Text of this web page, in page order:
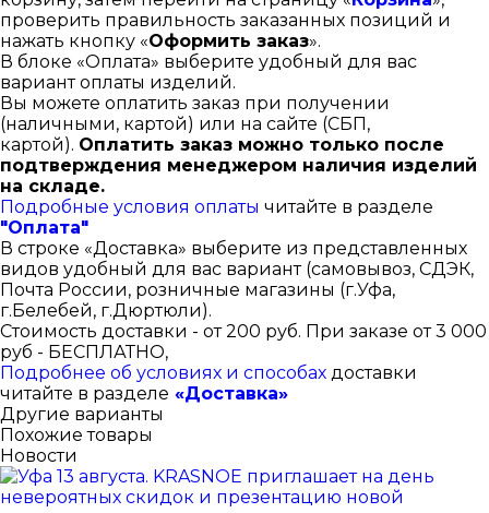
проверить правильность заказанных позиций и
нажать кнопку «Оформить заказ».
В блоке «Оплата» выберите удобный для вас
вариант оплаты изделий.
Вы можете оплатить заказ при получении
(наличными, картой) или на сайте (СБП,
картой). Оплатить заказ можно только после
подтверждения менеджером наличия изделий
на складе.
Подробные условия оплаты читайте в разделе
"Оплата"
В строке «Доставка» выберите из представленных
видов удобный для вас вариант (самовывоз, СДЭК,
Почта России, розничные магазины (г.Уфа,
г.Белебей, г.Дюртюли).
Стоимость доставки - от 200 руб. При заказе от 3 000
руб - БЕСПЛАТНО,
Подробнее об условиях и способах доставки
читайте в разделе «Доставка»
Другие варианты
Похожие товары
Новости